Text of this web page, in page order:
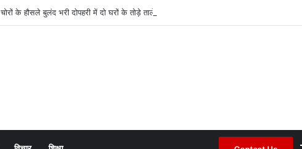
चोरों के हौसले बुलंद भरी दोपहरी में दो घरों के तोड़े ताले लाखों की नगदी ले भागे ।